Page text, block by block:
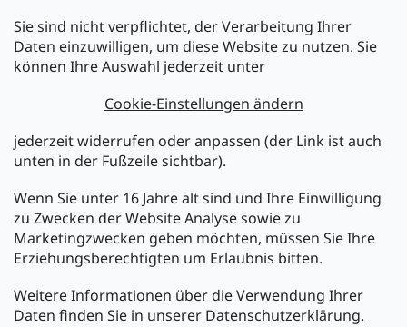
Sie sind nicht verpflichtet, der Verarbeitung Ihrer
Daten einzuwilligen, um diese Website zu nutzen. Sie
können Ihre Auswahl jederzeit unter
Cookie-Einstellungen ändern
jederzeit widerrufen oder anpassen (der Link ist auch
unten in der Fußzeile sichtbar).
Wenn Sie unter 16 Jahre alt sind und Ihre Einwilligung
zu Zwecken der Website Analyse sowie zu
Marketingzwecken geben möchten, müssen Sie Ihre
Erziehungsberechtigten um Erlaubnis bitten.
Weitere Informationen über die Verwendung Ihrer
Daten finden Sie in unserer Datenschutzerklärung.
Newsletter abonnieren
Legen Sie Ihre E-Mail ein und wir werden Ihnen Informationen
über neue Produkte in unserem E-Shop zusenden.
E-Mail
Melden Sie sich jetzt für den mükra Newsletter an,
kostenlos und jederzeit kündbar! Mit der Anmeldung zum
Newsletter bestätigen Sie Ihr Einverständnis mit der
Datenschutzerklärung.
ANMELDEN